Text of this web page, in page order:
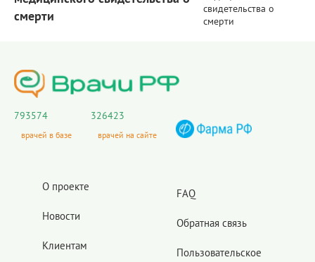
смерти
793574
врачей в базе
326423
врачей на сайте
О проекте
Новости
Клиентам
FAQ
Обратная связь
Пользовательское